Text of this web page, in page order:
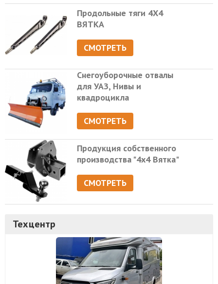
Продольные тяги 4Х4
ВЯТКА
СМОТРЕТЬ
Снегоуборочные отвалы
для УАЗ, Нивы и
квадроцикла
СМОТРЕТЬ
Продукция собственного
производства "4х4 Вятка"
СМОТРЕТЬ
Техцентр